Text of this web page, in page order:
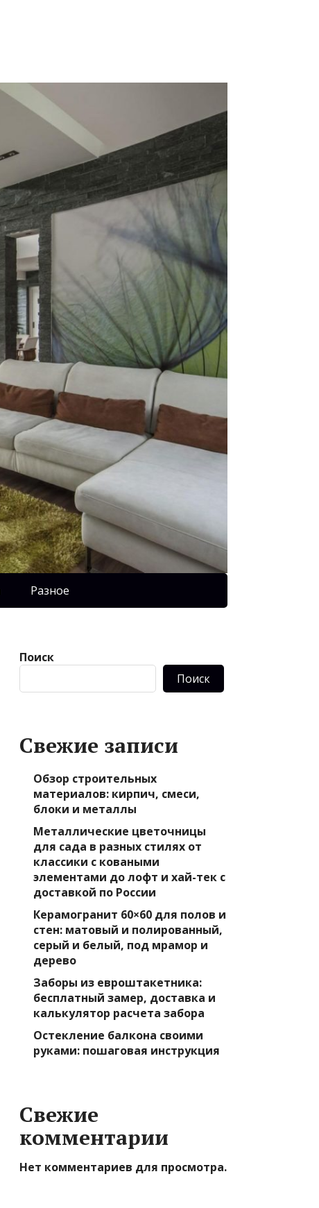
Разное
Поиск
Поиск
Свежие записи
Обзор строительных
материалов: кирпич, смеси,
блоки и металлы
Металлические цветочницы
для сада в разных стилях от
классики с коваными
элементами до лофт и хай-тек с
доставкой по России
Керамогранит 60×60 для полов и
стен: матовый и полированный,
серый и белый, под мрамор и
дерево
Заборы из евроштакетника:
бесплатный замер, доставка и
калькулятор расчета забора
Остекление балкона своими
руками: пошаговая инструкция
Свежие
комментарии
Нет комментариев для просмотра.